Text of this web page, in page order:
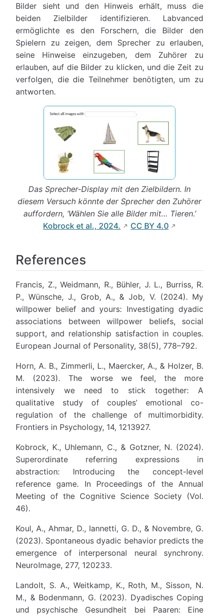
Bilder sieht und den Hinweis erhält, muss die
beiden Zielbilder identifizieren. Labvanced
ermöglichte es den Forschern, die Bilder den
Spielern zu zeigen, dem Sprecher zu erlauben,
seine Hinweise einzugeben, dem Zuhörer zu
erlauben, auf die Bilder zu klicken, und die Zeit zu
verfolgen, die die Teilnehmer benötigten, um zu
antworten.
Das Sprecher-Display mit den Zielbildern. In
diesem Versuch könnte der Sprecher den Zuhörer
auffordern, ‘Wählen Sie alle Bilder mit… Tieren.’
Kobrock et al., 2024.
CC BY 4.0
References
Francis, Z., Weidmann, R., Bühler, J. L., Burriss, R.
P., Wünsche, J., Grob, A., & Job, V. (2024). My
willpower belief and yours: Investigating dyadic
associations between willpower beliefs, social
support, and relationship satisfaction in couples.
European Journal of Personality, 38(5), 778–792.
Horn, A. B., Zimmerli, L., Maercker, A., & Holzer, B.
M. (2023). The worse we feel, the more
intensively we need to stick together: A
qualitative study of couples’ emotional co-
regulation of the challenge of multimorbidity.
Frontiers in Psychology, 14, 1213927.
Kobrock, K., Uhlemann, C., & Gotzner, N. (2024).
Superordinate referring expressions in
abstraction: Introducing the concept-level
reference game. In Proceedings of the Annual
Meeting of the Cognitive Science Society (Vol.
46).
Koul, A., Ahmar, D., Iannetti, G. D., & Novembre, G.
(2023). Spontaneous dyadic behavior predicts the
emergence of interpersonal neural synchrony.
NeuroImage, 277, 120233.
Landolt, S. A., Weitkamp, K., Roth, M., Sisson, N.
M., & Bodenmann, G. (2023). Dyadisches Coping
und psychische Gesundheit bei Paaren: Eine